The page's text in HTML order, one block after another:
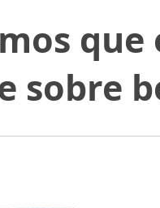
que
sobre